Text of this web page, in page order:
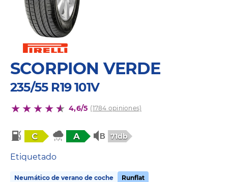
SCORPION VERDE
235/55 R19 101V
4,6/5 (1784 opiniones)
C A 71db
Etiquetado
Neumático de verano de coche Runflat